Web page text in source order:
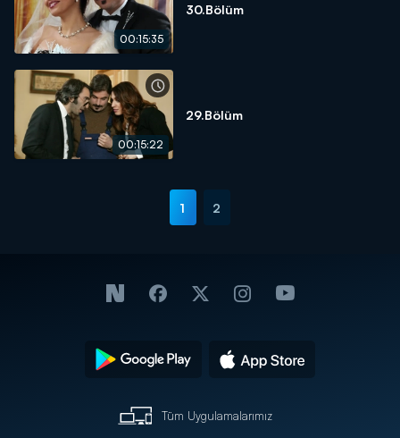
00:15:35
30.Bölüm
00:15:22
29.Bölüm
1 2
Tüm Uygulamalarımız